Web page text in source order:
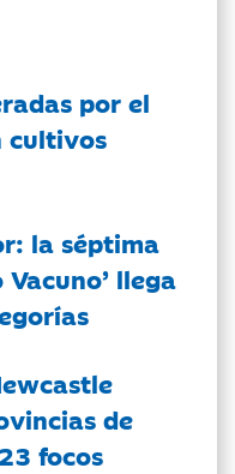
por el
cultivos
la séptima
llega
de
focos